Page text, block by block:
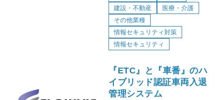
建設・不動産
医療・介護
その他業種
情報セキュリティ対策
情報セキュリティ
『ETC』と『車番』のハ
イブリッド認証車両入退
管理システム